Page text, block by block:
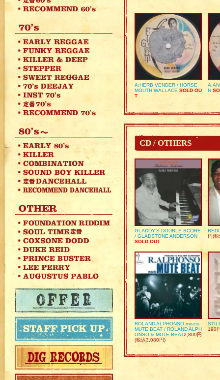
A:HERB VENDER / HORSE
MOUTH WALLACE SOLD OU
T
N
CD / OTHERS
GLADDY’S DOUBLE SCORE
/ GLADSTONE ANDERSON
SOLD OUT
円(
ROLAND ALPHONSO meets
MUTE BEAT / ROLAND ALPH
ONSO & MUTE BEAT2,800円
(税込3,080円)
190